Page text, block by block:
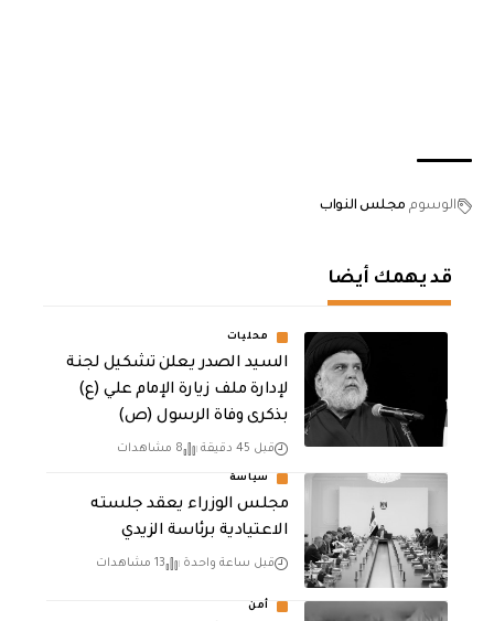
الوسوم مجلس النواب
قد يهمك أيضا
محليات
السيد الصدر يعلن تشكيل لجنة
لإدارة ملف زيارة الإمام علي (ع)
بذكرى وفاة الرسول (ص)
قبل 45 دقيقة 8 مشاهدات
سياسة
مجلس الوزراء يعقد جلسته
الاعتيادية برئاسة الزيدي
قبل ساعة واحدة 13 مشاهدات
أمن